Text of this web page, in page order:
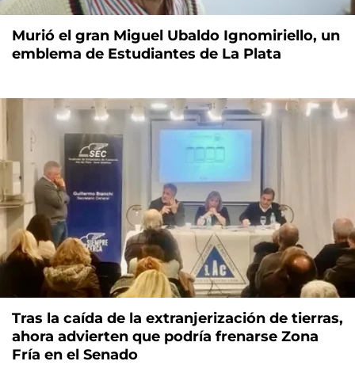
Murió el gran Miguel Ubaldo Ignomiriello, un
emblema de Estudiantes de La Plata
Tras la caída de la extranjerización de tierras,
ahora advierten que podría frenarse Zona
Fría en el Senado